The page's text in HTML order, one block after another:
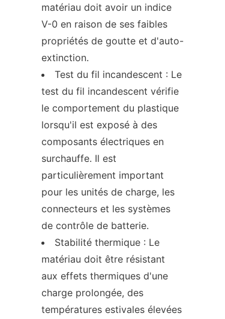
matériau doit avoir un indice
V-0 en raison de ses faibles
propriétés de goutte et d'auto-
extinction.
Test du fil incandescent : Le
test du fil incandescent vérifie
le comportement du plastique
lorsqu'il est exposé à des
composants électriques en
surchauffe. Il est
particulièrement important
pour les unités de charge, les
connecteurs et les systèmes
de contrôle de batterie.
Stabilité thermique : Le
matériau doit être résistant
aux effets thermiques d'une
charge prolongée, des
températures estivales élevées